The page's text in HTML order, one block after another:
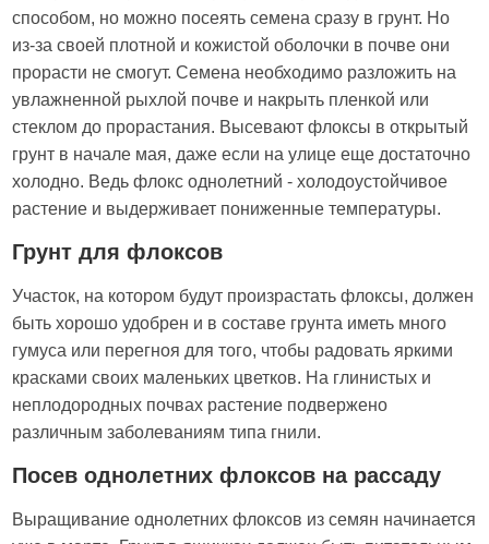
способом, но можно посеять семена сразу в грунт. Но
из-за своей плотной и кожистой оболочки в почве они
прорасти не смогут. Семена необходимо разложить на
увлажненной рыхлой почве и накрыть пленкой или
стеклом до прорастания. Высевают флоксы в открытый
грунт в начале мая, даже если на улице еще достаточно
холодно. Ведь флокс однолетний - холодоустойчивое
растение и выдерживает пониженные температуры.
Грунт для флоксов
Участок, на котором будут произрастать флоксы, должен
быть хорошо удобрен и в составе грунта иметь много
гумуса или перегноя для того, чтобы радовать яркими
красками своих маленьких цветков. На глинистых и
неплодородных почвах растение подвержено
различным заболеваниям типа гнили.
Посев однолетних флоксов на рассаду
Выращивание однолетних флоксов из семян начинается